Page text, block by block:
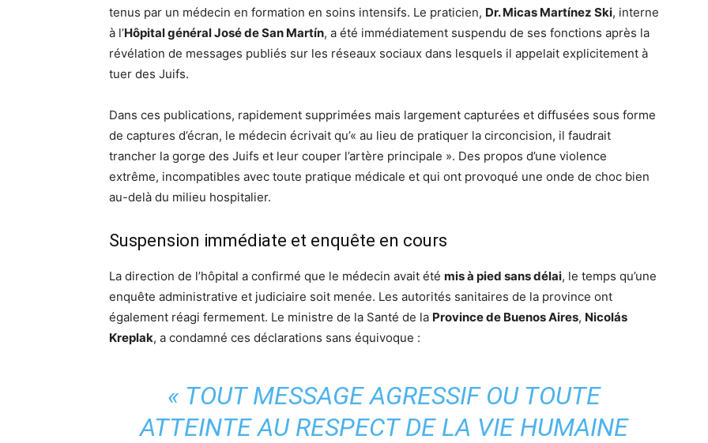
tenus par un médecin en formation en soins intensifs. Le praticien, Dr. Micas Martínez Ski, interne
à l’Hôpital général José de San Martín, a été immédiatement suspendu de ses fonctions après la
révélation de messages publiés sur les réseaux sociaux dans lesquels il appelait explicitement à
tuer des Juifs.
Dans ces publications, rapidement supprimées mais largement capturées et diffusées sous forme
de captures d’écran, le médecin écrivait qu’« au lieu de pratiquer la circoncision, il faudrait
trancher la gorge des Juifs et leur couper l’artère principale ». Des propos d’une violence
extrême, incompatibles avec toute pratique médicale et qui ont provoqué une onde de choc bien
au-delà du milieu hospitalier.
Suspension immédiate et enquête en cours
La direction de l’hôpital a confirmé que le médecin avait été mis à pied sans délai, le temps qu’une
enquête administrative et judiciaire soit menée. Les autorités sanitaires de la province ont
également réagi fermement. Le ministre de la Santé de la Province de Buenos Aires, Nicolás
Kreplak, a condamné ces déclarations sans équivoque :
« TOUT MESSAGE AGRESSIF OU TOUTE
ATTEINTE AU RESPECT DE LA VIE HUMAINE